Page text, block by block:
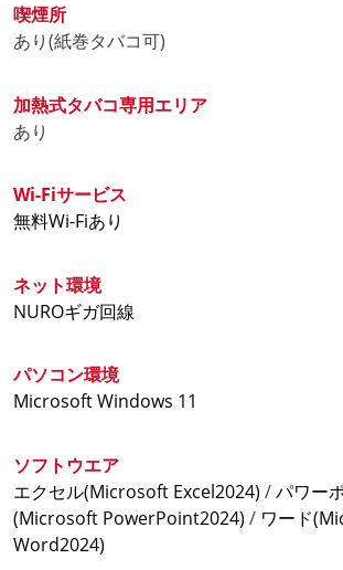
です
※公的なご本人様確認証をご持参ください
金曜祝前日の18時から適用
『平日料金』
3時間パック 1,000円(税込)
12時間パック 1,790円(税込)
24時間パック 3,060円(税込)
上記+100円
金曜祝前日の18時から適用
【鍵付完全個室】
『平日料金』
9時間パック 3,430円(税込)
12時間パック 4,150円(税込)
24時間パック 6,880円(税込)
喫煙所
あり(紙巻タバコ可)
加熱式タバコ専用エリア
あり
Wi-Fiサービス
無料Wi-Fiあり
ネット環境
NUROギガ回線
パソコン環境
Microsoft Windows 11
ソフトウエア
エクセル(Microsoft Excel2024) /パワー
(Microsoft PowerPoint2024) / ワード
Word2024)